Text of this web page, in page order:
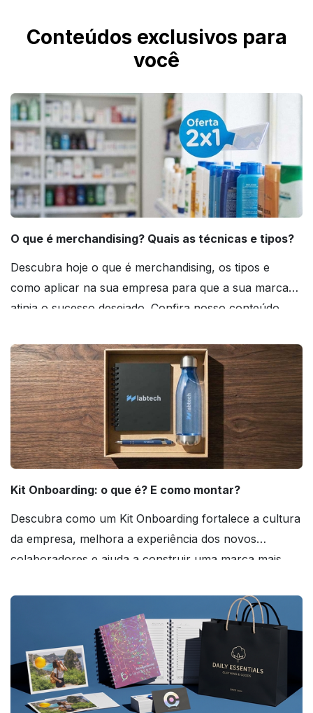
Conteúdos exclusivos para
você
O que é merchandising? Quais as técnicas e tipos?
Descubra hoje o que é merchandising, os tipos e
como aplicar na sua empresa para que a sua marca
atinja o sucesso desejado. Confira nosso conteúdo
Kit Onboarding: o que é? E como montar?
Descubra como um Kit Onboarding fortalece a cultura
da empresa, melhora a experiência dos novos
colaboradores e ajuda a construir uma marca mais